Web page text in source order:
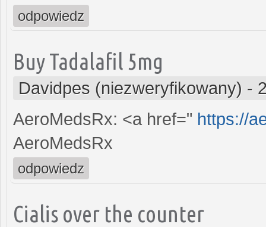
odpowiedz
Buy Tadalafil 5mg
Davidpes (niezweryfikowany) -
AeroMedsRx: <a href=" https://
AeroMedsRx
odpowiedz
Cialis over the counter